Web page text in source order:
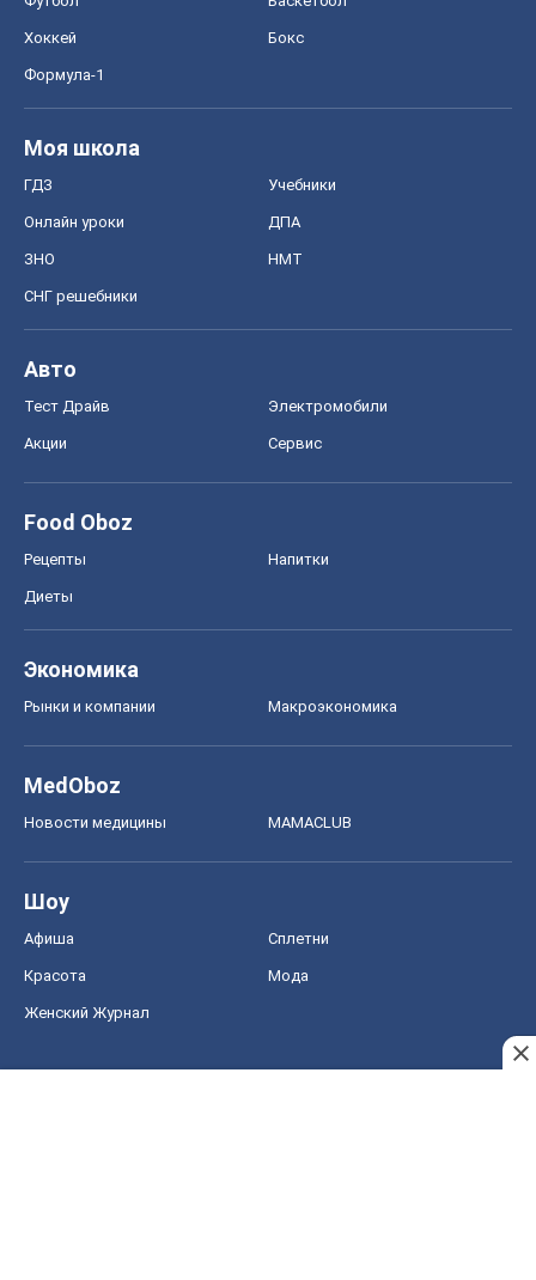
Хоккей Бокс
Формула-1
Моя школа
ГДЗ Учебники
Онлайн уроки ДПА
ЗНО НМТ
СНГ решебники
Авто
Тест Драйв Электромобили
Акции Сервис
Food Oboz
Рецепты Напитки
Диеты
Экономика
Рынки и компании Mакроэкономика
MedOboz
Новости медицины MAMACLUB
Шоу
Афиша Сплетни
Красота Мода
Женский Журнал